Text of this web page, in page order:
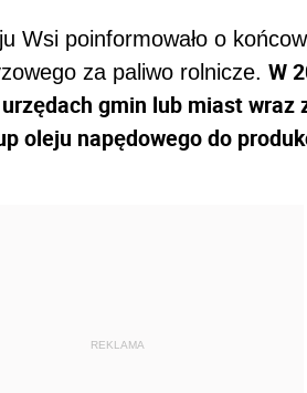
Wsi poinformowało o
za paliwo rolnicze. W
gmin lub miast wraz
oleju napędowego do
REKLAMA